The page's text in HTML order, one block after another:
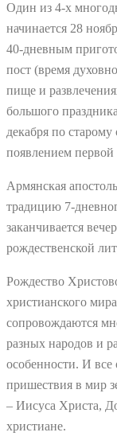
Один из 4-х
начинается 28
40-дневным
пост (время
пище и
большого
декабря по
появлением первой
Армянская
традицию 7-
заканчивается
рождественской
Рождество
христианского
сопровождаются
разных народов и
особенности. И
пришествия в мир
– Иисуса Христа,
христиане.